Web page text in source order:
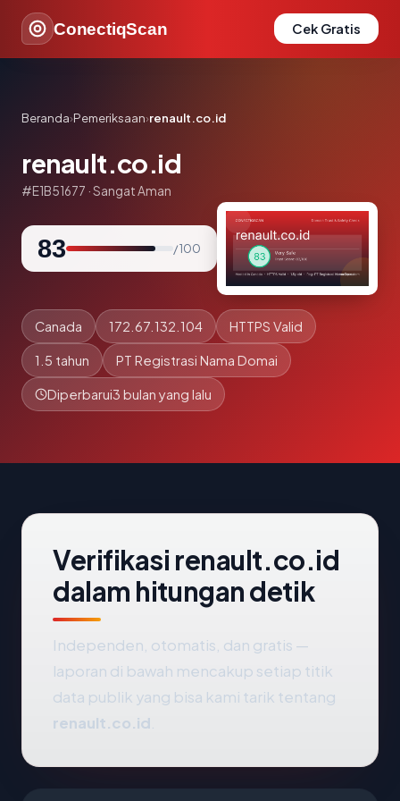
ConectiqScan Cek Gratis
Beranda›Pemeriksaan›renault.co.id
renault.co.id
#E1B51677 · Sangat Aman
83 / 100
Canada 172.67.132.104 HTTPS Valid
1.5 tahun PT Registrasi Nama Domai
Diperbarui3 bulan yang lalu
Verifikasi renault.co.id
dalam hitungan detik
Independen, otomatis, dan gratis —
laporan di bawah mencakup setiap titik
data publik yang bisa kami tarik tentang
renault.co.id